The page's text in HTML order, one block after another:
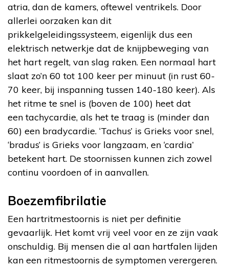
atria, dan de kamers, oftewel ventrikels. Door
allerlei oorzaken kan dit
prikkelgeleidingssysteem, eigenlijk dus een
elektrisch netwerkje dat de knijpbeweging van
het hart regelt, van slag raken. Een normaal hart
slaat zo’n 60 tot 100 keer per minuut (in rust 60-
70 keer, bij inspanning tussen 140-180 keer). Als
het ritme te snel is (boven de 100) heet dat
een tachycardie, als het te traag is (minder dan
60) een bradycardie. ‘Tachus’ is Grieks voor snel,
‘bradus’ is Grieks voor langzaam, en ‘cardia’
betekent hart. De stoornissen kunnen zich zowel
continu voordoen of in aanvallen.
Boezemfibrilatie
Een hartritmestoornis is niet per definitie
gevaarlijk. Het komt vrij veel voor en ze zijn vaak
onschuldig. Bij mensen die al aan hartfalen lijden
kan een ritmestoornis de symptomen verergeren.